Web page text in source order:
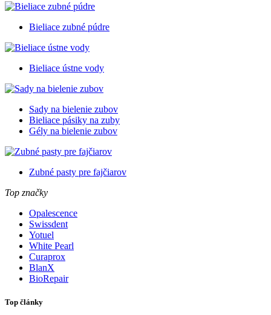
Bieliace zubné púdre
Bieliace ústne vody
Sady na bielenie zubov
Bieliace pásiky na zuby
Gély na bielenie zubov
Zubné pasty pre fajčiarov
Top značky
Opalescence
Swissdent
Yotuel
White Pearl
Curaprox
BlanX
BioRepair
Top články